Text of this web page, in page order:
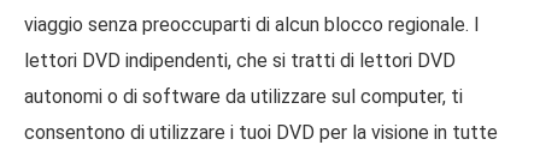
viaggio senza preoccuparti di alcun blocco regionale. I
lettori DVD indipendenti, che si tratti di lettori DVD
autonomi o di software da utilizzare sul computer, ti
consentono di utilizzare i tuoi DVD per la visione in tutte